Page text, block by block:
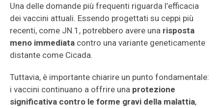
Una delle domande più frequenti riguarda l’efficacia
dei vaccini attuali. Essendo progettati su ceppi più
recenti, come JN.1, potrebbero avere una risposta
meno immediata contro una variante geneticamente
distante come Cicada.
Tuttavia, è importante chiarire un punto fondamentale:
i vaccini continuano a offrire una protezione
significativa contro le forme gravi della malattia,